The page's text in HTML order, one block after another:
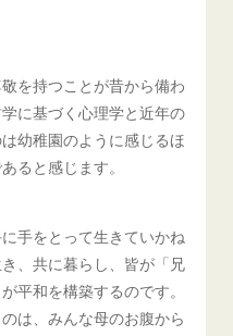
を持つことが昔から備わ
に基づく心理学と近年の
幼稚園のように感じるほ
ると感じます。
手をとって生きていかね
、共に暮らし、皆が「兄
平和を構築するのです。
は、みんな母のお腹から